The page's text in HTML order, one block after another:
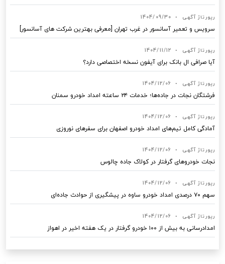
رپورتاژ آگهی •
1404/09/30
سرویس و تعمیر آسانسور در غرب تهران [معرفی بهترین شرکت های آسانسور]
رپورتاژ آگهی •
1404/11/12
آیا صرافی ال بانک برای آیفون نسخه اختصاصی دارد؟
رپورتاژ آگهی •
1404/12/06
فرشتگان نجات در جاده‌ها؛ خدمات ۲۴ ساعته امداد خودرو سمنان
رپورتاژ آگهی •
1404/12/06
آمادگی کامل تیم‌های امداد خودرو اصفهان برای سفرهای نوروزی
رپورتاژ آگهی •
1404/12/06
نجات خودروهای گرفتار در کولاک جاده چالوس
رپورتاژ آگهی •
1404/12/06
سهم ۷۰ درصدی امداد خودرو ساوه در پیشگیری از حوادث جاده‌ای
رپورتاژ آگهی •
1404/12/06
امدادرسانی به بیش از ۱۰۰ خودرو گرفتار در یک هفته اخیر در اهواز